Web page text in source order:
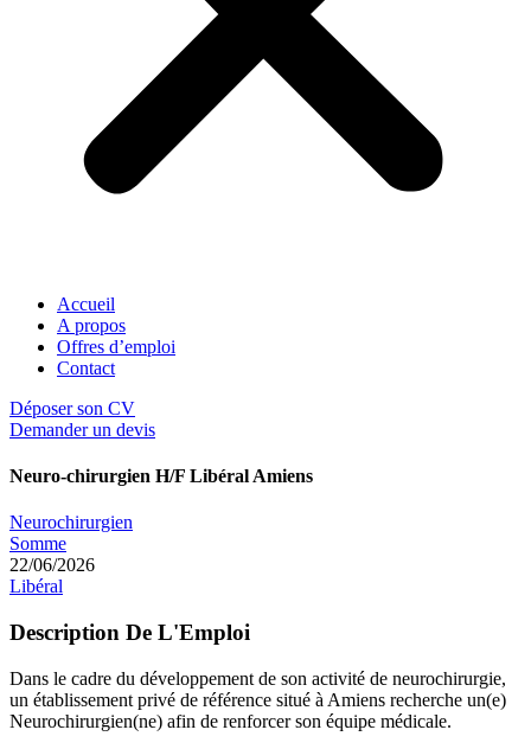
Accueil
A propos
Offres d’emploi
Contact
Déposer son CV
Demander un devis
Neuro-chirurgien H/F Libéral Amiens
Neurochirurgien
Somme
22/06/2026
Libéral
Description De L'Emploi
Dans le cadre du développement de son activité de neurochirurgie,
un établissement privé de référence situé à Amiens recherche un(e)
Neurochirurgien(ne) afin de renforcer son équipe médicale.